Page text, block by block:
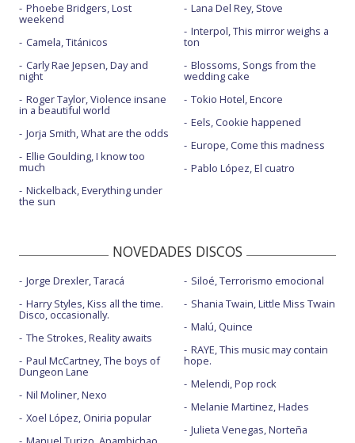
Phoebe Bridgers, Lost
weekend
Camela, Titánicos
Carly Rae Jepsen, Day and
night
Roger Taylor, Violence insane
in a beautiful world
Jorja Smith, What are the odds
Ellie Goulding, I know too
much
Nickelback, Everything under
the sun
Lana Del Rey, Stove
Interpol, This mirror weighs a
ton
Blossoms, Songs from the
wedding cake
Tokio Hotel, Encore
Eels, Cookie happened
Europe, Come this madness
Pablo López, El cuatro
NOVEDADES DISCOS
Jorge Drexler, Taracá
Harry Styles, Kiss all the time.
Disco, occasionally.
The Strokes, Reality awaits
Paul McCartney, The boys of
Dungeon Lane
Nil Moliner, Nexo
Xoel López, Oniria popular
Siloé, Terrorismo emocional
Shania Twain, Little Miss Twain
Malú, Quince
RAYE, This music may contain
hope.
Melendi, Pop rock
Melanie Martinez, Hades
Julieta Venegas, Norteña